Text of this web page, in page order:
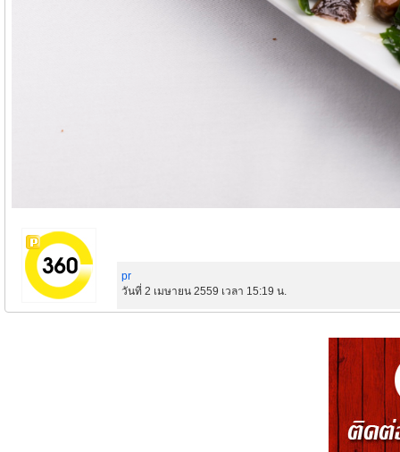
pr
วันที่ 2 เมษายน 2559 เวลา 15:19 น.